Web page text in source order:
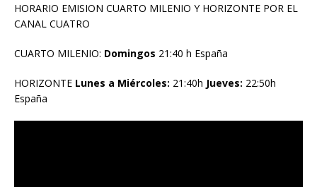
HORARIO EMISION CUARTO MILENIO Y HORIZONTE POR EL
CANAL CUATRO
CUARTO MILENIO: Domingos 21:40 h España
HORIZONTE Lunes a Miércoles: 21:40h Jueves: 22:50h
España